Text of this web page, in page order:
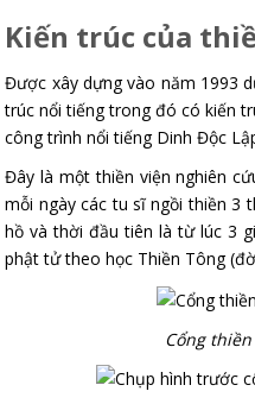
Kiến trúc của
Được xây dựng vào năm 1993
trúc nổi tiếng trong đó có kiến
công trình nổi tiếng Dinh Độc
Đây là một thiền viện nghiên
mỗi ngày các tu sĩ ngồi thiền 3
hồ và thời đầu tiên là từ lúc 3
phật tử theo học Thiền Tông
Cổng